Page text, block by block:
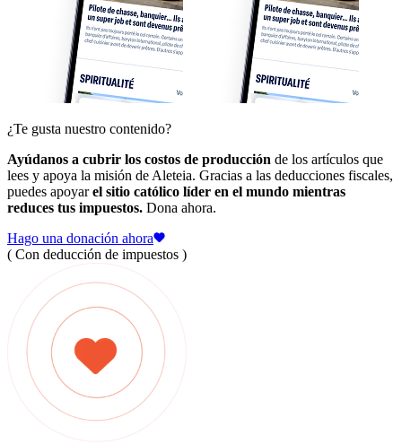
¿Te gusta nuestro contenido?
Ayúdanos a cubrir los costos de producción de los artículos que
lees y apoya la misión de Aleteia. Gracias a las deducciones fiscales,
puedes apoyarel sitio católico líder en el mundo mientras
reduces tus impuestos. Dona ahora.
Hago una donación ahora
( Con deducción de impuestos )